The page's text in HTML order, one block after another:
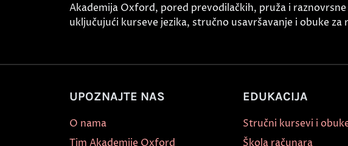
Akademija Oxford, pored prevodilačkih, pruža i
uključujući kurseve jezika, stručno usavršavanje i obuke za
UPOZNAJTE NAS
O nama
Tim Akademije Oxford
EDUKACIJA
Stručni kursevi i
Škola računara